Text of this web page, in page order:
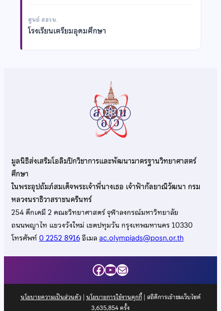
ศูนย์ สอวน.
โรงเรียนเตรียมอุดมศึกษา
มูลนิธิส่งเสริมโอลิมปิกวิชาการและพัฒนามาตรฐานวิทยาศาสตร์
ศึกษา
ในพระอุปถัมภ์สมเด็จพระเจ้าพี่นางเธอ เจ้าฟ้ากัลยาณิวัฒนา กรม
หลวงนราธิวาสราชนครินทร์
254 ตึกเคมี 2 คณะวิทยาศาสตร์ จุฬาลงกรณ์มหาวิทยาลัย
ถนนพญาไท แขวงวังใหม่ เขตปทุมวัน กรุงเทพมหานคร 10330
โทรศัพท์0 2252 8916อีเมลac.olympiads@posn.or.th
Facebook
YouTube
Mail
นโยบายความเป็นส่วนตัว| นโยบายการใช้งานคุกกี้| สถิติการเข้าชมเว็บไซต์
3,635,854ครั้ง